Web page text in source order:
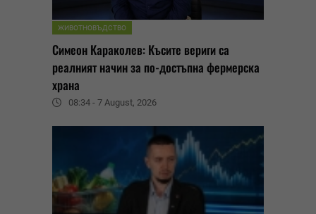
ЖИВОТНОВЪДСТВО
Симеон Караколев: Късите вериги са
реалният начин за по-достъпна фермерска
храна
08:34 - 7 August, 2026